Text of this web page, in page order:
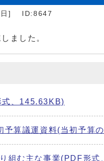
] ID:8647
ました。
式、145.63KB)
予算議運資料(当初予算
組む主な事業(PDF形